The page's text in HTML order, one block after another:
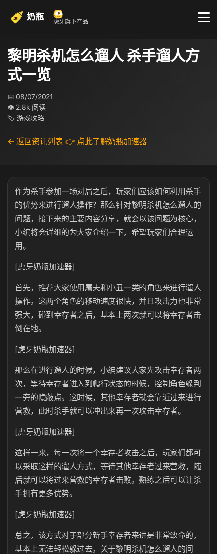
奶瓶 虎牙旗下产品
黎明杀机怎么遛人 杀手遛人方
式一览
📅 08/07/2021
👁 2.8k 阅读
🏷 游戏攻略
← 返回资讯列表 👉 点此了解奶瓶加速器
作为杀手参加一场对局之后，玩家们应该如何利用杀手
的优势来进行遛人操作？那么针对黎明杀机怎么遛人的
问题，接下来的主要内容分享，就会以该问题为核心，
小编将会详细的为大家介绍一下，希望玩家们合理运
用。
[虎牙奶瓶加速器]
首先，推荐大家使用屠夫和小丑一类的角色来进行遛人
操作。这两个角色的移动速度很快，并且攻击力也非常
强大，碰到幸存者之后，基本上两次就可以将幸存者击
倒在地。
[虎牙奶瓶加速器]
那么在进行遛人的时候，小编建议大家先攻击幸存者两
次，等待幸存者进入到爬行状态的时候，控制角色躲到
一旁的隐蔽点。这时候，其他幸存者就会靠近过来进行
营救，此时杀手就可以冲出来再一次攻击幸存者。
[虎牙奶瓶加速器]
这样一来，每一次将一个幸存者攻击之后，玩家们都可
以采取这样的遛人方式，等待其他幸存者过来营救，随
后就可以将过来营救的幸存者击败。熟练之后可以让杀
手拥有更多优势。
[虎牙奶瓶加速器]
总之，该方式对于部分新手幸存者来讲是非常致命的，
基本上无法轻松躲过去。关于黎明杀机怎么遛人的问